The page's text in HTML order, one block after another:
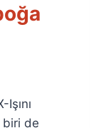
biri de